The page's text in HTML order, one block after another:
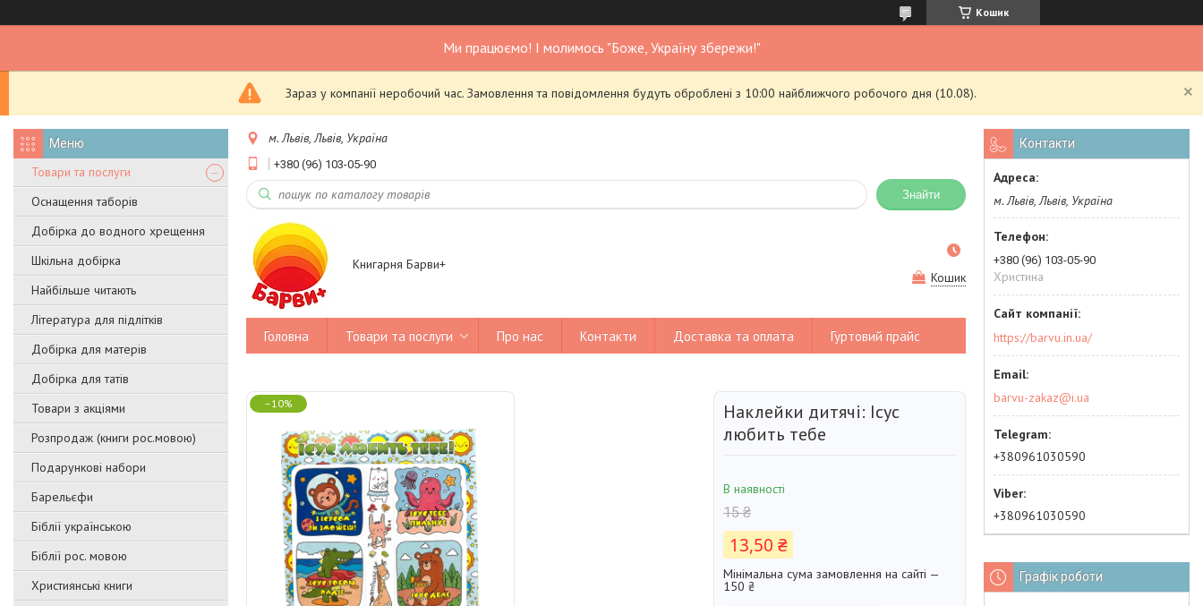
Кошик
Ми працюємо! І молимось "Боже, Україну збережи!"
Зараз у компанії неробочий час. Замовлення та повідомлення будуть оброблені з 10:00 найближчого робочого дня (10.08).
Товари та послуги
Оснащення таборів
Добірка до водного хрещення
Шкільна добірка
Найбільше читають
Література для підлітків
Добірка для матерів
Добірка для татів
Товари з акціями
Розпродаж (книги рос.мовою)
Подарункові набори
Барельєфи
Біблії українською
Біблії рос. мовою
Християнські книги
м. Львів, Львів, Україна
+380 (96) 103-05-90
Знайти
Книгарня Барви+
Кошик
Головна Товари та послуги Про нас Контакти Доставка та оплата Гуртовий прайс
–10%
Наклейки дитячі: Ісус
любить тебе
В наявності
15 ₴
13,50 ₴
Мінімальна сума замовлення на сайті —
150 ₴
Контакти
м. Львів, Львів, Україна
+380 (96) 103-05-90
Христина
https://barvu.in.ua/
barvu-zakaz@i.ua
+380961030590
+380961030590
Графік роботи